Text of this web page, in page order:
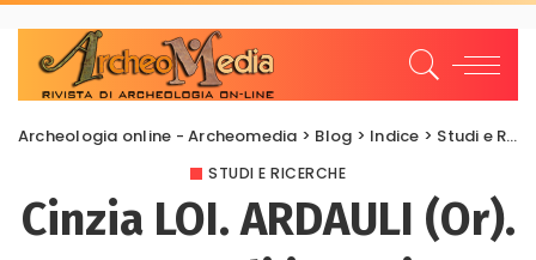
Archeologia online - Archeomedia > Blog > Indice > Studi e Ricerche
STUDI E RICERCHE
Cinzia LOI. ARDAULI (Or).